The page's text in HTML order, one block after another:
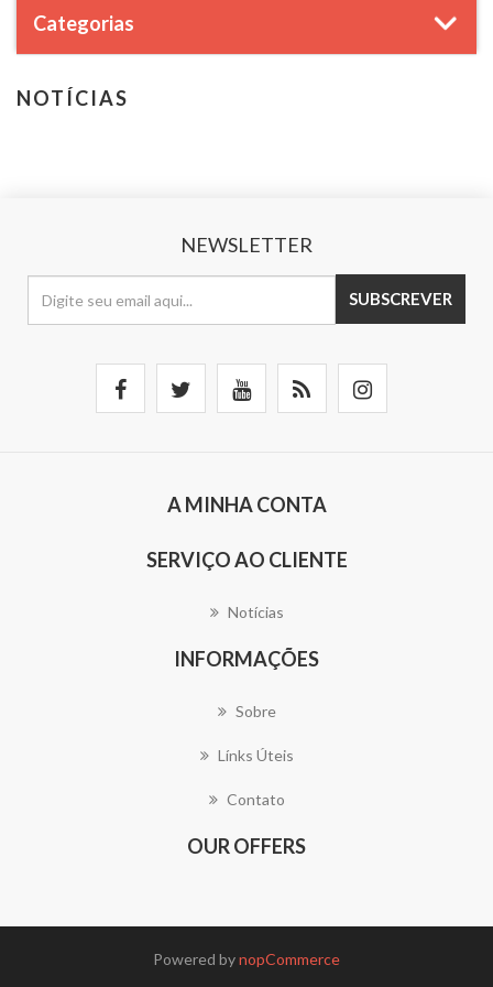
Categorias
NOTÍCIAS
NEWSLETTER
SUBSCREVER
A MINHA CONTA
SERVIÇO AO CLIENTE
Notícias
INFORMAÇÕES
Sobre
Línks Úteis
Contato
OUR OFFERS
Powered bynopCommerce